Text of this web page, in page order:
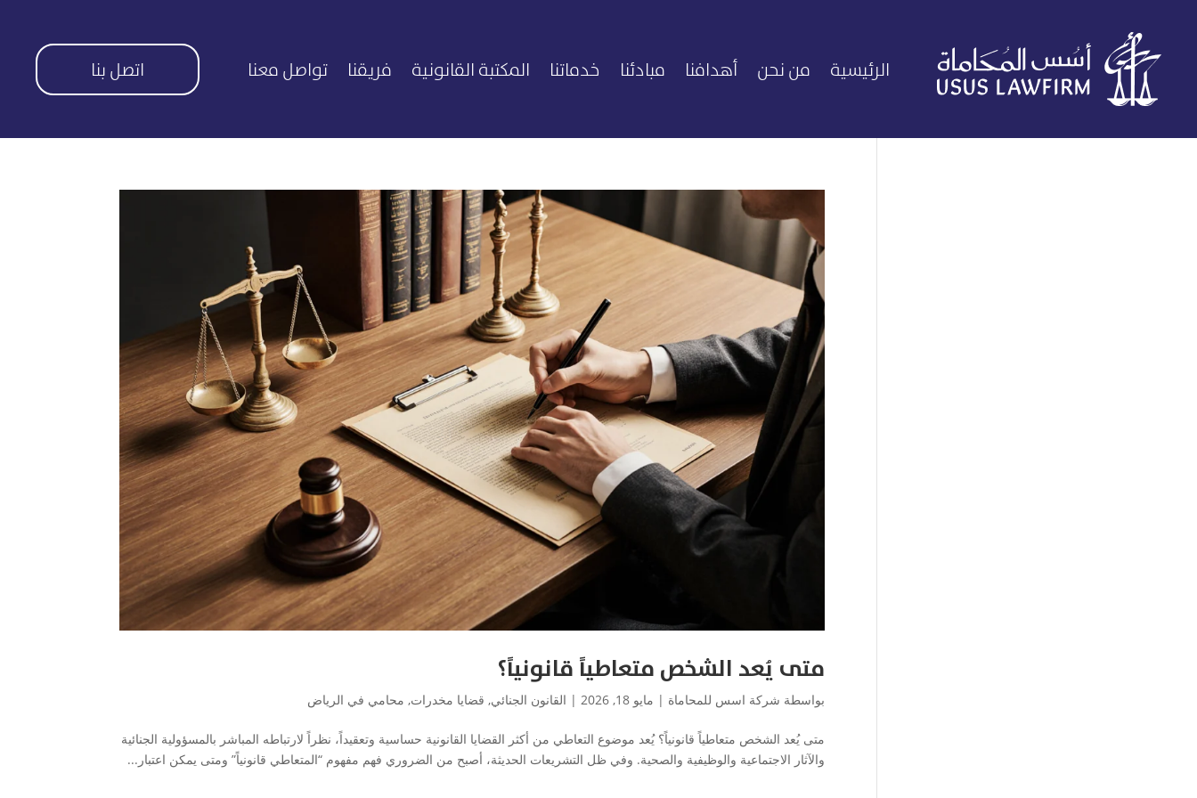
الرئيسية من نحن أهدافنا مبادئنا خدماتنا المكتبة القانونية فريقنا تواصل معنا اتصل بنا
متى يُعد الشخص متعاطياً قانونياً؟
بواسطة شركة اسس للمحاماة | مايو 18, 2026 | القانون الجنائي, قضايا مخدرات, محامي في الرياض
متى يُعد الشخص متعاطياً قانونياً؟ يُعد موضوع التعاطي من أكثر القضايا القانونية حساسية وتعقيداً، نظراً لارتباطه المباشر بالمسؤولية الجنائية
والآثار الاجتماعية والوظيفية والصحية. وفي ظل التشريعات الحديثة، أصبح من الضروري فهم مفهوم “المتعاطي قانونياً” ومتى يمكن اعتبار...